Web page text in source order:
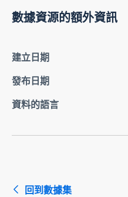
數據資源的額外資訊
建立日期
發布日期
資料的語言
回到數據集